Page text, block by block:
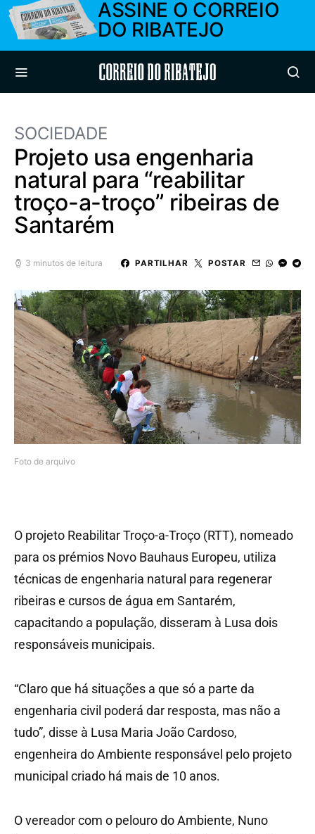
ASSINE O CORREIO
DO RIBATEJO
Correio do Ribatejo
SOCIEDADE
Projeto usa engenharia
natural para “reabilitar
troço-a-troço” ribeiras de
Santarém
3 minutos de leitura PARTILHAR POSTAR
Foto de arquivo
O projeto Reabilitar Troço-a-Troço (RTT), nomeado
para os prémios Novo Bauhaus Europeu, utiliza
técnicas de engenharia natural para regenerar
ribeiras e cursos de água em Santarém,
capacitando a população, disseram à Lusa dois
responsáveis municipais.
“Claro que há situações a que só a parte da
engenharia civil poderá dar resposta, mas não a
tudo”, disse à Lusa Maria João Cardoso,
engenheira do Ambiente responsável pelo projeto
municipal criado há mais de 10 anos.
O vereador com o pelouro do Ambiente, Nuno